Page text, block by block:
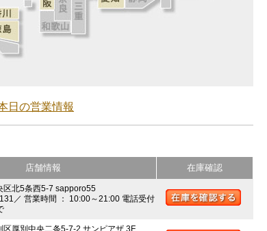
日の営業情報
店舗情報 在庫確認
区北5条西5-7 sapporo55
／ 営業時間 ： 10:00～21:00 電話受付
区厚別中央二条5-7-2 サンピアザ 3F